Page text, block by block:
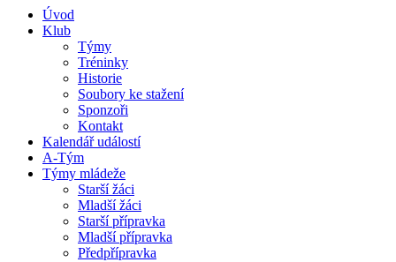
Úvod
Klub
Týmy
Tréninky
Historie
Soubory ke stažení
Sponzoři
Kontakt
Kalendář událostí
A-Tým
Týmy mládeže
Starší žáci
Mladší žáci
Starší přípravka
Mladší přípravka
Předpřípravka